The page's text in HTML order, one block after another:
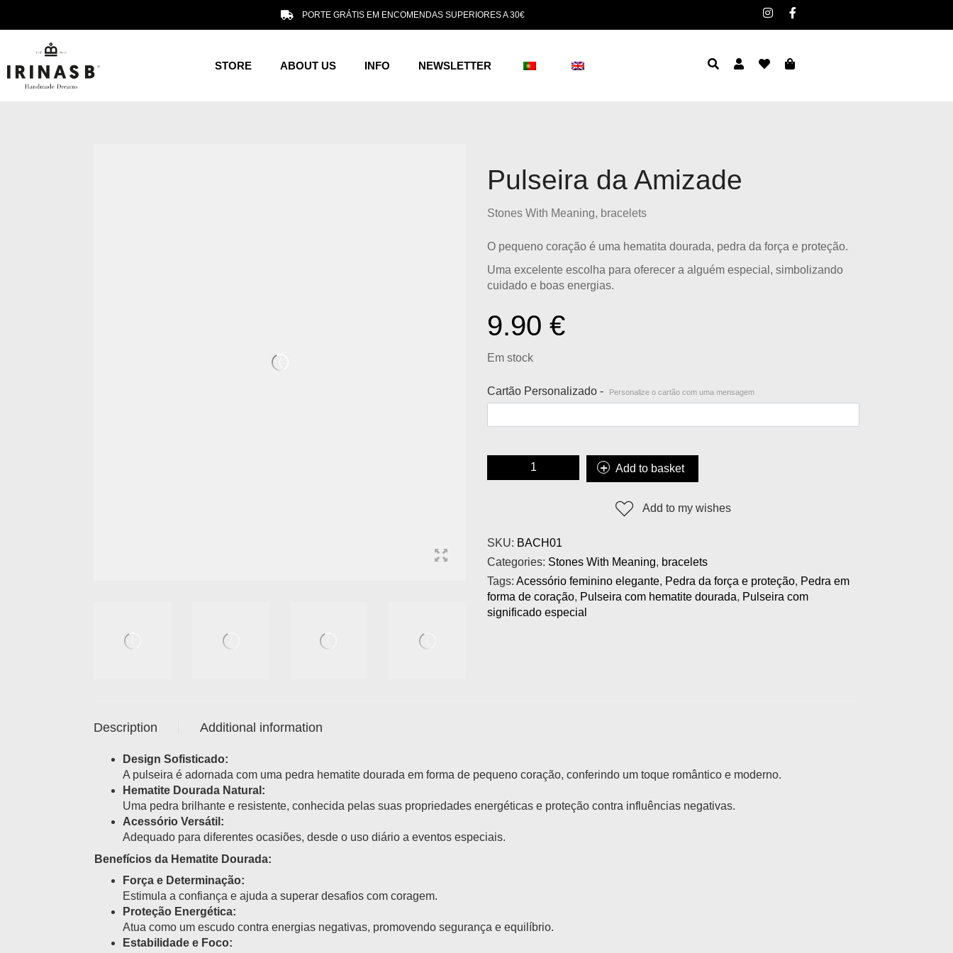
PORTE GRÁTIS EM ENCOMENDAS SUPERIORES A 30€
STORE ABOUT US INFO NEWSLETTER
Pulseira da Amizade
Stones With Meaning, bracelets
O pequeno coração é uma hematita dourada, pedra da força e proteção.
Uma excelente escolha para oferecer a alguém especial, simbolizando
cuidado e boas energias.
9.90 €
Em stock
Cartão Personalizado - Personalize o cartão com uma mensagem
Add to basket
Add to my wishes
SKU: BACH01
Categories: Stones With Meaning, bracelets
Tags: Acessório feminino elegante, Pedra da força e proteção, Pedra em
forma de coração, Pulseira com hematite dourada, Pulseira com
significado especial
Description Additional information
Design Sofisticado:
A pulseira é adornada com uma pedra hematite dourada em forma de pequeno coração, conferindo um toque romântico e moderno.
Hematite Dourada Natural:
Uma pedra brilhante e resistente, conhecida pelas suas propriedades energéticas e proteção contra influências negativas.
Acessório Versátil:
Adequado para diferentes ocasiões, desde o uso diário a eventos especiais.
Benefícios da Hematite Dourada:
Força e Determinação:
Estimula a confiança e ajuda a superar desafios com coragem.
Proteção Energética:
Atua como um escudo contra energias negativas, promovendo segurança e equilíbrio.
Estabilidade e Foco: